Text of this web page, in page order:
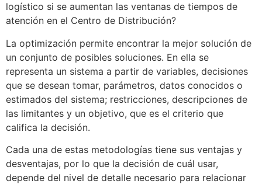
logístico si se aumentan las ventanas de tiempos de
atención en el Centro de Distribución?
La optimización permite encontrar la mejor solución de
un conjunto de posibles soluciones. En ella se
representa un sistema a partir de variables, decisiones
que se desean tomar, parámetros, datos conocidos o
estimados del sistema; restricciones, descripciones de
las limitantes y un objetivo, que es el criterio que
califica la decisión.
Cada una de estas metodologías tiene sus ventajas y
desventajas, por lo que la decisión de cuál usar,
depende del nivel de detalle necesario para relacionar